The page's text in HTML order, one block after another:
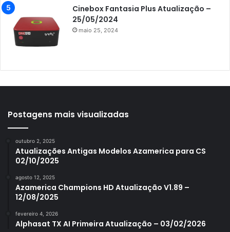
Azamerica King GX PRO
Azamerica King IPTV
Azamerica Mobi
Azamerica S1005
Azamerica S1006 Plus
Azamerica S1007 New
Azamerica S1007 Plus
Azamerica S1009
Cinebox Fantasia Plus Atualização –
25/05/2024
maio 25, 2024
Postagens mais visualizadas
outubro 2, 2025
Atualizações Antigas Modelos Azamerica para CS
02/10/2025
agosto 12, 2025
Azamerica Champions HD Atualização V1.89 –
12/08/2025
fevereiro 4, 2026
Alphasat TX AI Primeira Atualização – 03/02/2026